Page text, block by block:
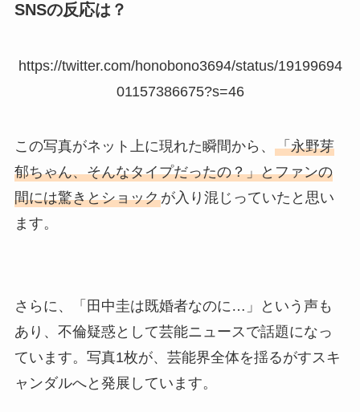
SNSの反応は？
https://twitter.com/honobono3694/status/19199694
01157386675?s=46
この写真がネット上に現れた瞬間から、 「永野芽
郁ちゃん、そんなタイプだったの？」とファンの
間には驚きとショックが入り混じっていたと思い
ます。
さらに、「田中圭は既婚者なのに…」という声も
あり、不倫疑惑として芸能ニュースで話題になっ
ています。写真1枚が、芸能界全体を揺るがすスキ
ャンダルへと発展しています。